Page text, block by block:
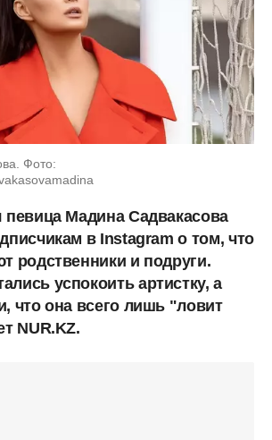
Фото:
певица Мадина Садвакасова
в Instagram о том, что
родственники и подруги.
успокоить артистку, а
что она всего лишь "ловит
NUR.KZ.